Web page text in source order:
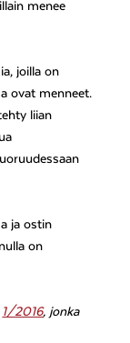
menee
joilla on
ovat menneet.
liian
ja ostin
on
1/2016, jonka